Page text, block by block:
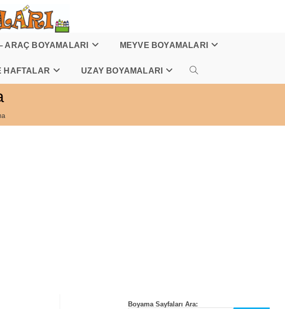
ARAÇ BOYAMALARI MEYVE BOYAMALARI
HAFTALAR UZAY BOYAMALARI TOGGLE
Boyama Sayfaları Ara: